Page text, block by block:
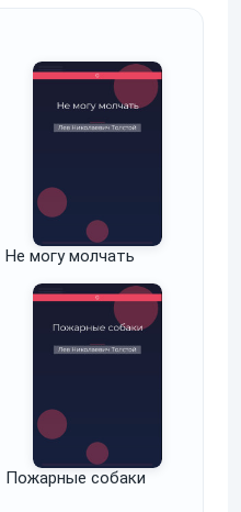
Не могу молчать
Пожарные собаки